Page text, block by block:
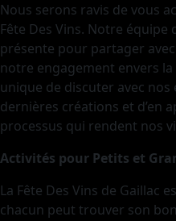
Nous serons ravis de vous
Fête Des Vins. Notre équipe
présente pour partager
notre engagement envers la
unique de discuter avec
dernières créations et d’en
processus qui rendent nos
Activités pour Petits et
La Fête Des Vins de Gaillac
chacun peut trouver son